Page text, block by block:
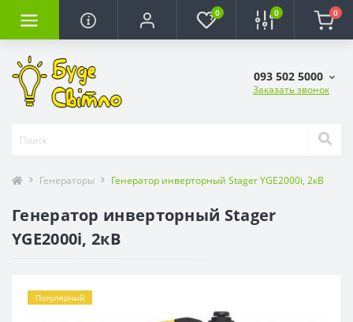
0 0 0
093 502 5000
Заказать звонок
Генераторы Генератор инверторный Stager YGE2000i, 2кВ
Генератор инверторный Stager
YGE2000i, 2кВ
Популярный